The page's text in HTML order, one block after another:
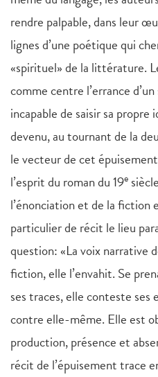
rendre palpable, dans leur
lignes d’une poétique qui
«spirituel» de la littérature.
comme centre l’errance
incapable de saisir sa
devenu, au tournant de la
le vecteur de cet
l’esprit du roman du 19e
l’énonciation et de la fiction
particulier de récit le lieu
question: «La voix narrative
fiction, elle l’envahit. Se
ses traces, elle conteste
contre elle-même. Elle est
production, présence et
récit de l’épuisement trace